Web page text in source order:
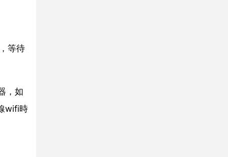
等待
，如
wifi時